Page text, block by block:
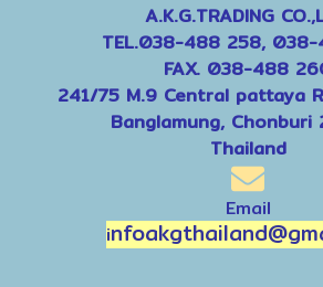
A.K.G.TRADING
TEL.038-488 258,
FAX. 038-488
241/75 M.9 Central pattaya
Banglamung, Chonburi
Thailand
Email
i